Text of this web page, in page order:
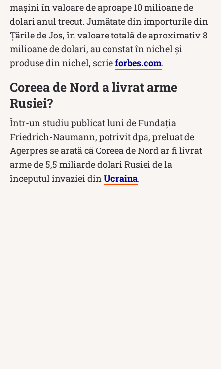
mașini în valoare de aproape 10 milioane de
dolari anul trecut. Jumătate din importurile din
Țările de Jos, în valoare totală de aproximativ 8
milioane de dolari, au constat în nichel și
produse din nichel, scrieforbes.com.
Coreea de Nord a livrat arme
Rusiei?
Într-un studiu publicat luni de Fundaţia
Friedrich-Naumann, potrivit dpa, preluat de
Agerpres se arată că Coreea de Nord ar fi livrat
arme de 5,5 miliarde dolari Rusiei de la
începutul invaziei din Ucraina.